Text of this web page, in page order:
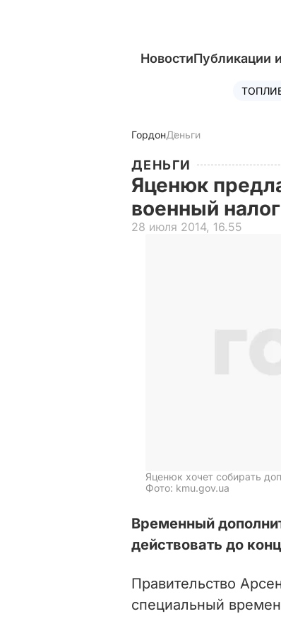
НовостиПубликации
ГордонДеньги
ДЕНЬГИ
Яценюк
военный налог
28 июля 2014, 16.55
Яценюк хочет собирать
Фото: kmu.gov.ua
Временный
действовать до
Правительство
специальный